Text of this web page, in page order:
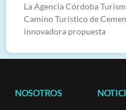
La Agencia Córdoba
Camino Turístico de
innovadora propuesta
NOSOTROS